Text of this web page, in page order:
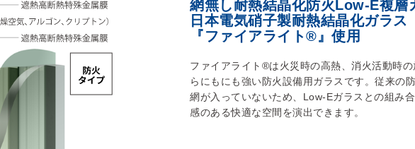
網無し耐熱結晶化防火Low-E複層
日本電気硝子製耐熱結晶化ガラス
『ファイアライト®』使用
ファイアライト®は火災時の高熱、消火活動時
らにもにも強い防火設備用ガラスです。従来の
網が入っていないため、Low-Eガラスとの組み
感のある快適な空間を演出できます。